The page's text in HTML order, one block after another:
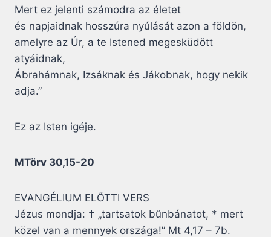
Mert ez jelenti számodra az életet
és napjaidnak hosszúra nyúlását azon a földön,
amelyre az Úr, a te Istened megesküdött
atyáidnak,
Ábrahámnak, Izsáknak és Jákobnak, hogy nekik
adja.”
Ez az Isten igéje.
MTörv 30,15-20
EVANGÉLIUM ELŐTTI VERS
Jézus mondja: † „tartsatok bűnbánatot, * mert
közel van a mennyek országa!” Mt 4,17 – 7b.